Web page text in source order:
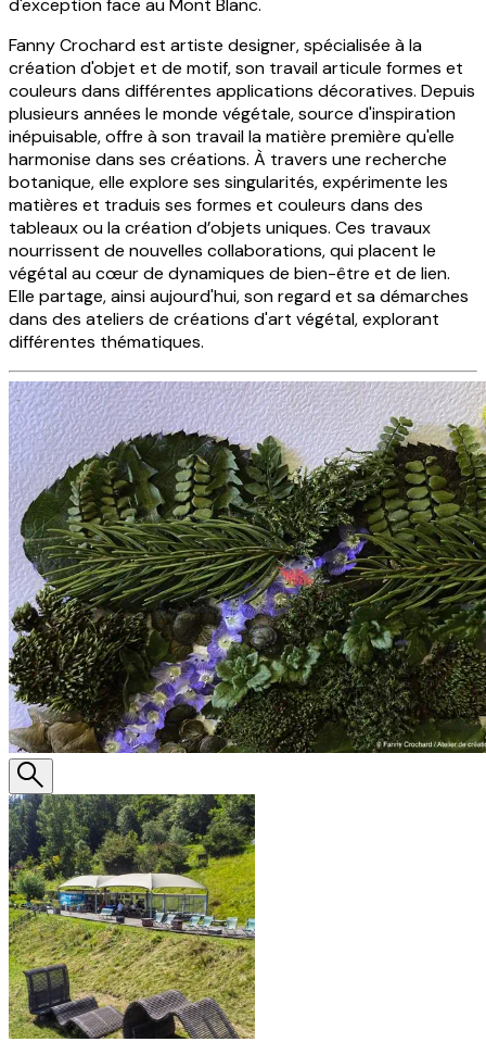
d'exception face au Mont Blanc.
Fanny Crochard est artiste designer, spécialisée à la
création d'objet et de motif, son travail articule formes et
couleurs dans différentes applications décoratives. Depuis
plusieurs années le monde végétale, source d'inspiration
inépuisable, offre à son travail la matière première qu'elle
harmonise dans ses créations. À travers une recherche
botanique, elle explore ses singularités, expérimente les
matières et traduis ses formes et couleurs dans des
tableaux ou la création d’objets uniques. Ces travaux
nourrissent de nouvelles collaborations, qui placent le
végétal au cœur de dynamiques de bien-être et de lien.
Elle partage, ainsi aujourd'hui, son regard et sa démarches
dans des ateliers de créations d'art végétal, explorant
différentes thématiques.